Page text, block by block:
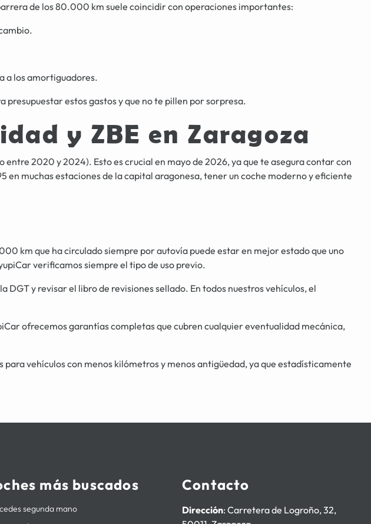
de los 80.000 km suele coincidir con operaciones importantes:
a los amortiguadores.
presupuestar estos gastos y que no te pillen por sorpresa.
y ZBE en Zaragoza
2020 y 2024). Esto es crucial en mayo de 2026, ya que te asegura contar con
en muchas estaciones de la capital aragonesa, tener un coche moderno y eficiente
km que ha circulado siempre por autovía puede estar en mejor estado que uno
verificamos siempre el tipo de uso previo.
DGT y revisar el libro de revisiones sellado. En todos nuestros vehículos, el
ofrecemos garantías completas que cubren cualquier eventualidad mecánica,
vehículos con menos kilómetros y menos antigüedad, ya que estadísticamente
más buscados
segunda mano
Contacto
Dirección: Carretera de Logroño, 32,